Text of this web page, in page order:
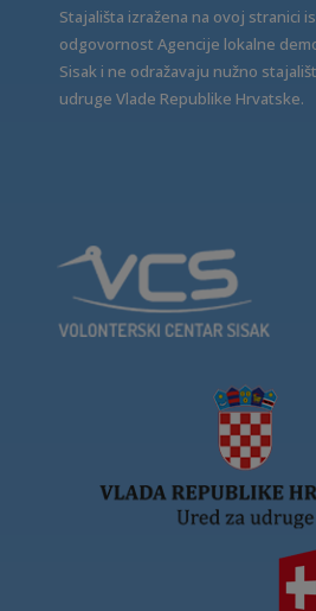
Stajališta izražena na ovoj stranici
odgovornost Agencije lokalne
Sisak i ne odražavaju nužno
udruge Vlade Republike Hrvatske.